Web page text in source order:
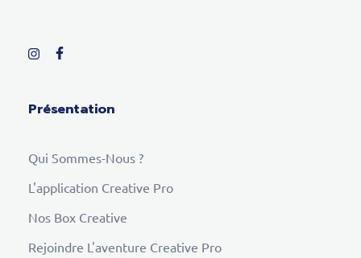
Présentation
Qui Sommes-Nous ?
L'application Creative Pro
Nos Box Creative
Rejoindre L'aventure Creative Pro